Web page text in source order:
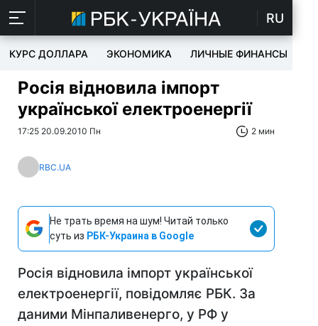
RU
КУРС ДОЛЛАРА ЭКОНОМИКА ЛИЧНЫЕ ФИНАНСЫ
Росія відновила імпорт
української електроенергії
17:25 20.09.2010 Пн 2 мин
RBC.UA
Не трать время на шум! Читай только
суть из РБК-Украина в Google
Росія відновила імпорт української
електроенергії, повідомляє РБК. За
даними Мінпаливенерго, у РФ у